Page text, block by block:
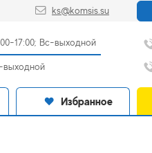
ks@komsis.su
17:00; Вс-выходной
выходной
Избранное